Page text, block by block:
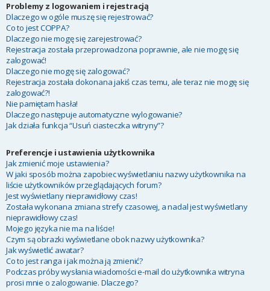
Problemy z logowaniem i rejestracją
Dlaczego w ogóle muszę się rejestrować?
Co to jest COPPA?
Dlaczego nie mogę się zarejestrować?
Rejestracja została przeprowadzona poprawnie, ale nie mogę się
zalogować!
Dlaczego nie mogę się zalogować?
Rejestracja została dokonana jakiś czas temu, ale teraz nie mogę się
zalogować?!
Nie pamiętam hasła!
Dlaczego następuje automatyczne wylogowanie?
Jak działa funkcja “Usuń ciasteczka witryny”?
Preferencje i ustawienia użytkownika
Jak zmienić moje ustawienia?
W jaki sposób można zapobiec wyświetlaniu nazwy użytkownika na
liście użytkowników przeglądających forum?
Jest wyświetlany nieprawidłowy czas!
Została wykonana zmiana strefy czasowej, a nadal jest wyświetlany
nieprawidłowy czas!
Mojego języka nie ma na liście!
Czym są obrazki wyświetlane obok nazwy użytkownika?
Jak wyświetlić awatar?
Co to jest ranga i jak można ją zmienić?
Podczas próby wysłania wiadomości e-mail do użytkownika witryna
prosi mnie o zalogowanie. Dlaczego?